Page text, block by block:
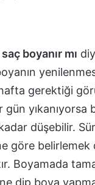
boyanır mı
gerektiği
yıkanıyorsa
düşebilir.
göre belirlemek
Boyamada
dip boya